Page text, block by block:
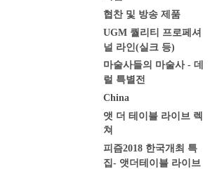
협찬 및 방송 제품
UGM 퀄리티 프로페셔
널 라인(실크 등)
마술사들의 마술사 - 데
럴 특별전
China
앳 더 테이블 라이브 렉
쳐
피즘2018 한국개최 특
집- 앳더테이블 라이브